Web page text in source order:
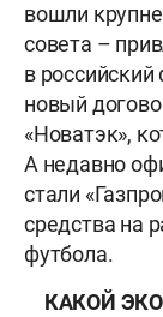
вошли
совета –
в
новый
«Новатэк»,
А недавно
стали
средства на
футбола.
КАКОЙ